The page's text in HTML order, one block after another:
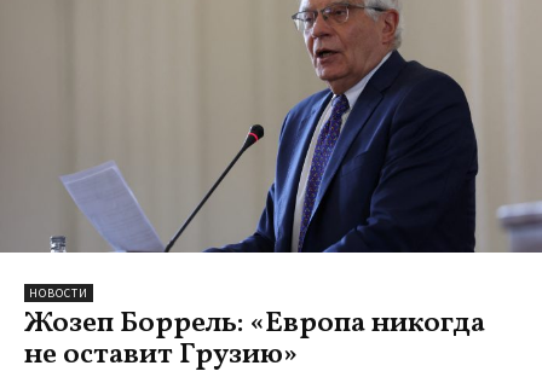
НОВОСТИ
Жозеп Боррель: «Европа никогда
не оставит Грузию»